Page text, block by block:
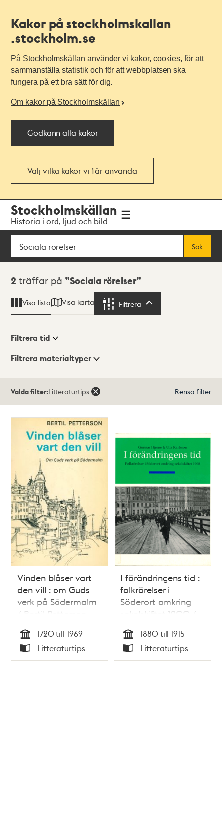
Kakor på stockholmskallan
.stockholm.se
På Stockholmskällan använder vi kakor, cookies, för att
sammanställa statistik och för att webbplatsen ska
fungera på ett bra sätt för dig.
Om kakor på Stockholmskällan
Godkänn alla kakor
Välj vilka kakor vi får använda
navigationen
huvudinnehållet
Stockholmskällan
Historia i ord, ljud och bild
Sök
Sök
Sökresultat
2 träffar på Sociala rörelser
Visa lista Visa karta Filtrera
Visningsläge
Filtrera tid
Filtrera materialtyper
träffar
Valda filter:Litteraturtips Rensa filter
Vinden blåser vart
den vill : om Guds
verk på Södermalm
/ Bertil Petterson
Tid
1720 till 1969
Typ
Litteraturtips
I förändringens tid :
folkrörelser i
Söderort omkring
sekelskiftet 1900 /
Gunnar Hjerne &
Ulla Karlsson
Tid
1880 till 1915
Typ
Litteraturtips